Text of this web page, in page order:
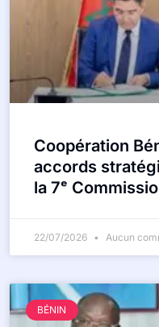
Coopération
accords
la 7ᵉ
22/07/2026 Aucun
BÉNIN